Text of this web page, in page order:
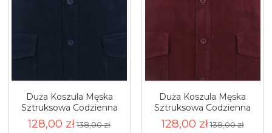
Duża Koszula Męska
Sztruksowa Codzienna
Casual gładka granatowa
z długim rękawem Duże
128,00 zł 138,00 zł
Duża Koszula Męska
Sztruksowa Codzienna
Casual gładka bordowa z
długim rękawem Duże
128,00 zł138,00 zł